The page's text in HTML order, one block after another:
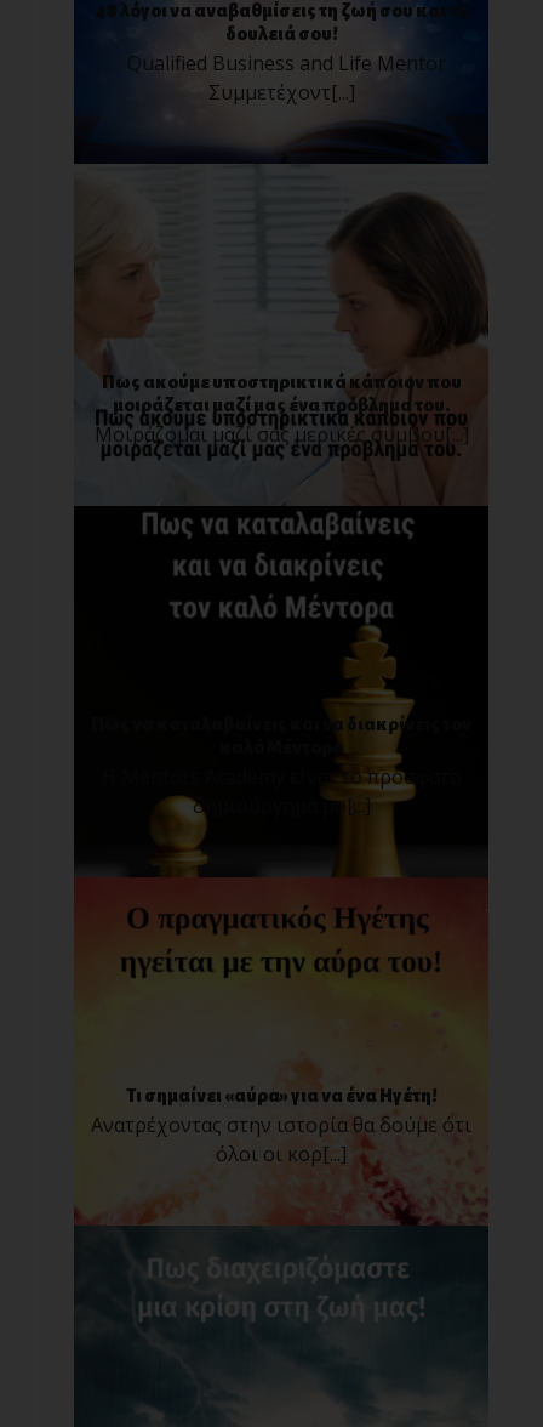
48 λόγοι να αναβαθμίσεις τη ζωή σου και τη
δουλειά σου!
Qualified Business and Life Mentor
Συμμετέχοντ[...]
Πως ακούμε υποστηρικτικά κάποιον που
μοιράζεται μαζί μας ένα πρόβλημα του.
Μοιράζομαι μαζί σας μερικές συμβου[...]
Πώς να καταλαβαίνεις και να διακρίνεις τον
Η Mentors Academy είναι το πρόσφατο
δημιούργημα μο[...]
Τι σημαίνει «αύρα» για να ένα Ηγέτη!
Ανατρέχοντας στην ιστορία θα δούμε ότι
όλοι οι κορ[...]